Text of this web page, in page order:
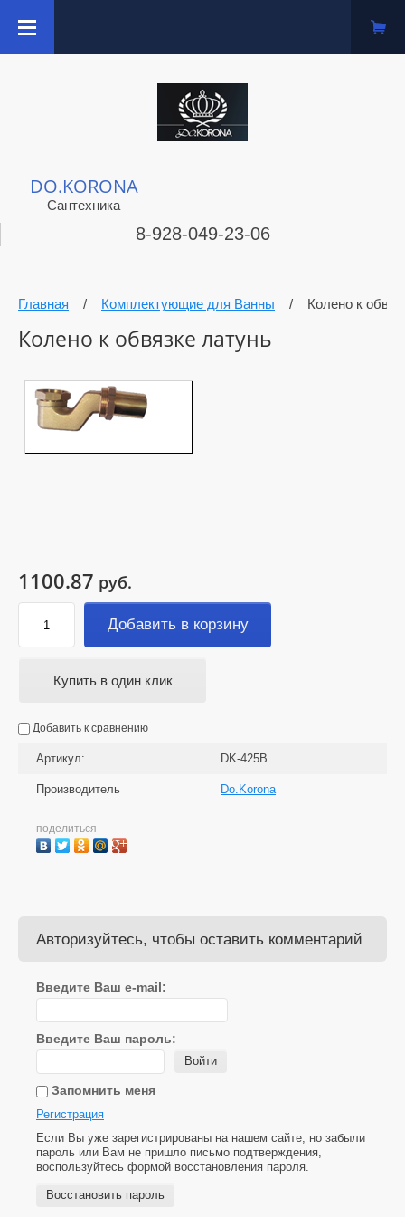
DO.KORONA
Сантехника
8-928-049-23-06
Главная / Комплектующие для Ванны / Колено к
Колено к обвязке латунь
1100.87 руб.
Добавить в корзину
Купить в один клик
Добавить к сравнению
Артикул: DK-425B
Производитель Do.Korona
поделиться
Авторизуйтесь, чтобы оставить комментарий
Введите Ваш e-mail:
Введите Ваш пароль:
Войти
Запомнить меня
Регистрация
Если Вы уже зарегистрированы на нашем сайте, но забыли
пароль или Вам не пришло письмо подтверждения,
воспользуйтесь формой восстановления пароля.
Восстановить пароль